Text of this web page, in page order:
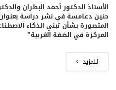
الأستاذ الدكتور أحمد البطران
حنين دعامسة في نشر دراسة
المتصورة بشأن تبني الذكاء
المركزة في الضفة الغربية”
للمزيد